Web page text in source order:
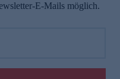
E-Mails möglich.